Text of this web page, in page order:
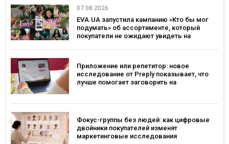
07.08.2026
EVA.UA запустила кампанию «Кто бы мог
подумать» об ассортименте, который
покупатели не ожидают увидеть на
Приложение или репетитор: новое
исследование от Preply показывает, что
лучше помогает заговорить на
Фокус-группы без людей: как цифровые
двойники покупателей изменят
маркетинговые исследования